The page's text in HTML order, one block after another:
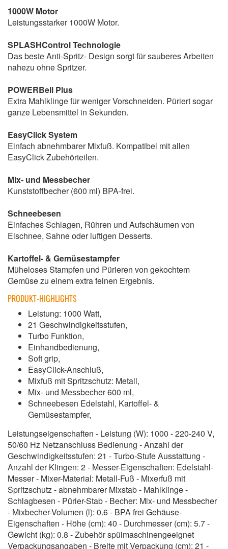
1000W Motor
Leistungsstarker 1000W Motor.
SPLASHControl Technologie
Das beste Anti-Spritz- Design sorgt für sauberes Arbeiten
nahezu ohne Spritzer.
POWERBell Plus
Extra Mahlklinge für weniger Vorschneiden. Püriert sogar
ganze Lebensmittel in Sekunden.
EasyClick System
Einfach abnehmbarer Mixfuß. Kompatibel mit allen
EasyClick Zubehörteilen.
Mix- und Messbecher
Kunststoffbecher (600 ml) BPA-frei.
Schneebesen
Einfaches Schlagen, Rühren und Aufschäumen von
Eischnee, Sahne oder luftigen Desserts.
Kartoffel- & Gemüsestampfer
Müheloses Stampfen und Pürieren von gekochtem
Gemüse zu einem extra feinen Ergebnis.
PRODUKT-HIGHLIGHTS
Leistung: 1000 Watt,
21 Geschwindigkeitsstufen,
Turbo Funktion,
Einhandbedienung,
Soft grip,
EasyClick-Anschluß,
Mixfuß mit Spritzschutz: Metall,
Mix- und Messbecher 600 ml,
Schneebesen Edelstahl, Kartoffel- &
Gemüsestampfer,
Leistungseigenschaften - Leistung (W): 1000 - 220-240 V,
50/60 Hz Netzanschluss Bedienung - Anzahl der
Geschwindigkeitsstufen: 21 - Turbo-Stufe Ausstattung -
Anzahl der Klingen: 2 - Messer-Eigenschaften: Edelstahl-
Messer - Mixer-Material: Metall-Fuß - Mixerfuß mit
Spritzschutz - abnehmbarer Mixstab - Mahlklinge -
Schlagbesen - Pürier-Stab - Becher: Mix- und Messbecher
- Mixbecher-Volumen (l): 0.6 - BPA frei Gehäuse-
Eigenschaften - Höhe (cm): 40 - Durchmesser (cm): 5.7 -
Gewicht (kg): 0.8 - Zubehör spülmaschinengeeignet
Verpackungsangaben - Breite mit Verpackung (cm): 21 -